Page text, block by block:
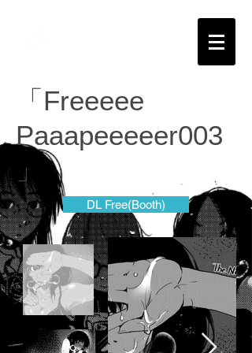
「Freeeee
Paaapeeeeer003
」
DL Free(Booth)